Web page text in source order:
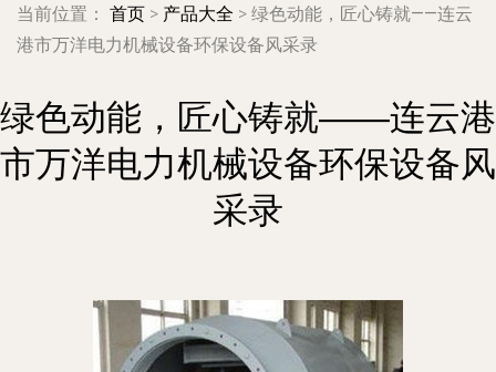
当前位置： 首页 > 产品大全 > 绿色动能，匠心铸就——连云
港市万洋电力机械设备环保设备风采录
绿色动能，匠心铸就——连云港
市万洋电力机械设备环保设备风
采录